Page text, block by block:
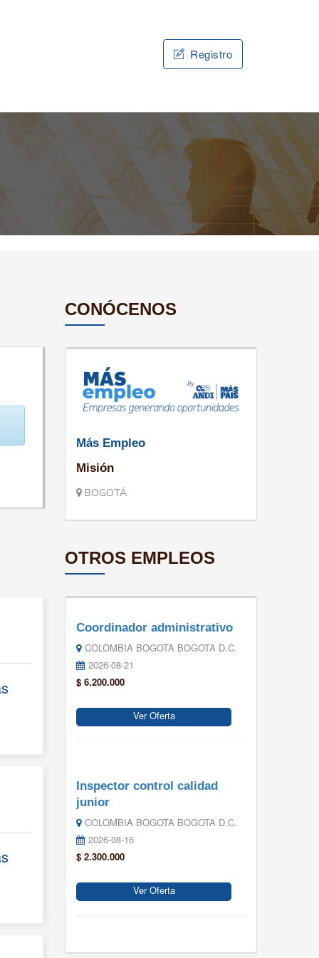
Registro
CONÓCENOS
Más Empleo
Misión
BOGOTÁ
OTROS EMPLEOS
Coordinador administrativo
COLOMBIA BOGOTA BOGOTA D.C.
2026-08-21
$ 6.200.000
Ver Oferta
Inspector control calidad
junior
COLOMBIA BOGOTA BOGOTA D.C.
2026-08-16
$ 2.300.000
Ver Oferta